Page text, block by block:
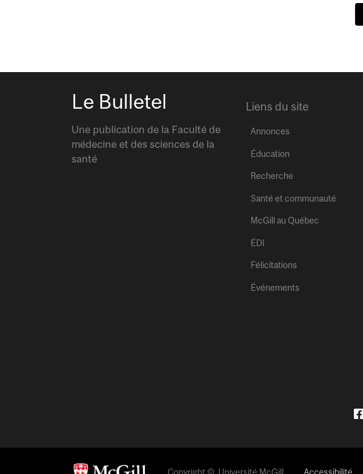
Le Bulletel
Une publication de la Faculté de
médecine et des sciences de la
santé
Liens du site
Annonces
Éducation
Recherche
Santé et communauté
McGill au Québec
ÉDI
Félicitations
Événements
Copyright © Université McGill. Accessibilité